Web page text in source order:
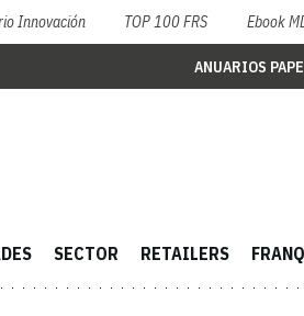
Innovación TOP 100 FRS Ebook
ANUARIOS
SECTOR RETAILERS